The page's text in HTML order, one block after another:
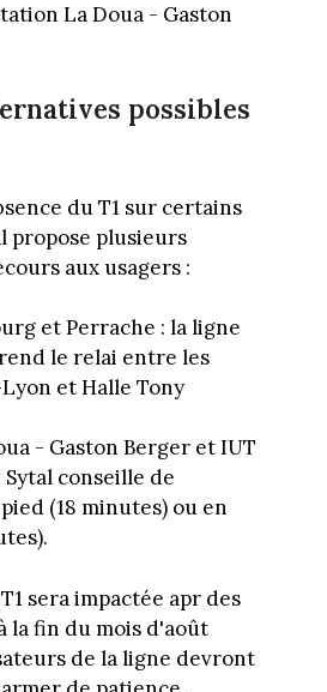
La Doua - Gaston
possibles
du T1 sur certains
propose plusieurs
aux usagers :
et Perrache : la ligne
le relai entre les
et Halle Tony
- Gaston Berger et IUT
Sytal conseille de
(18 minutes) ou en
sera impactée apr des
la fin du mois d'août
de la ligne devront